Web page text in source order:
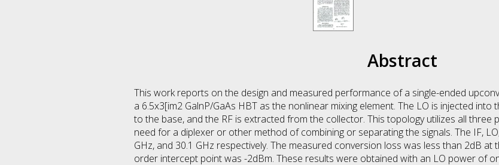
Abstract
This work reports on the design and measured performance of a single-ended
a 6.5x3[im2 GalnP/GaAs HBT as the nonlinear mixing element. The LO is injected
to the base, and the RF is extracted from the collector. This topology utilizes all
need for a diplexer or other method of combining or separating the signals. The IF,
GHz, and 30.1 GHz respectively. The measured conversion loss was less than 2dB
order intercept point was -2dBm. These results were obtained with an LO power of